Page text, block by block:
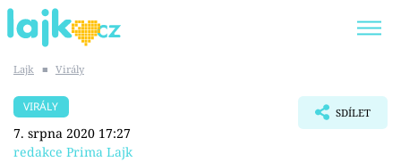
SHOPAHOLICADEL
Lajk ■ Virály
VIRÁLY
7. srpna 2020 17:27
redakce Prima Lajk
SDÍLET